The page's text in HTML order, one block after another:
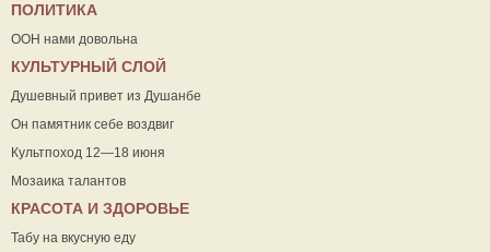
ПОЛИТИКА
ООН нами довольна
КУЛЬТУРНЫЙ СЛОЙ
Душевный привет из Душанбе
Он памятник себе воздвиг
Культпоход 12—18 июня
Мозаика талантов
КРАСОТА И ЗДОРОВЬЕ
Табу на вкусную еду